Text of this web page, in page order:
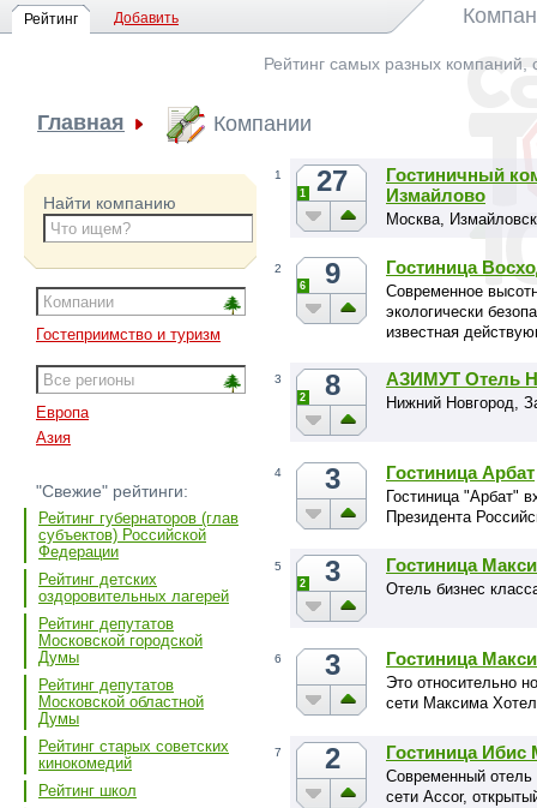
Рейтинг Добавить
Рейтинг самых разных компаний,
Главная Компании
Найти компанию
Гостеприимство и туризм
Европа
Азия
"Свежие" рейтинги:
Рейтинг губернаторов (глав
субъектов) Российской
Федерации
Рейтинг детских
оздоровительных лагерей
Рейтинг депутатов
Московской городской
Думы
Рейтинг депутатов
Московской областной
Думы
Рейтинг старых советских
кинокомедий
Рейтинг школ
1 27
1
Гостиничный
Измайлово
Москва,
2 9
6
Гостиница
Современное
экологически
известная
3 8
2
АЗИМУТ Отель
Нижний Новгород,
4 3 Гостиница Арбат
Гостиница "Арбат"
Президента
5 3
2
Гостиница
Отель бизнес
6 3 Гостиница
Это относительно
сети Максима
7 2 Гостиница Ибис
Cовременный отель
сети Accor,